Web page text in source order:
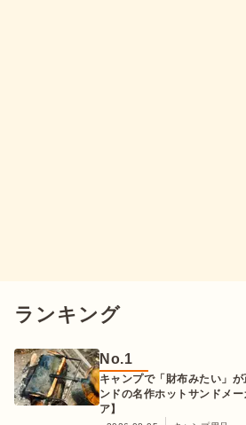
ランキング
No.1
キャンプで「財布みたい」
ンドの名作ホットサンドメ
ア】